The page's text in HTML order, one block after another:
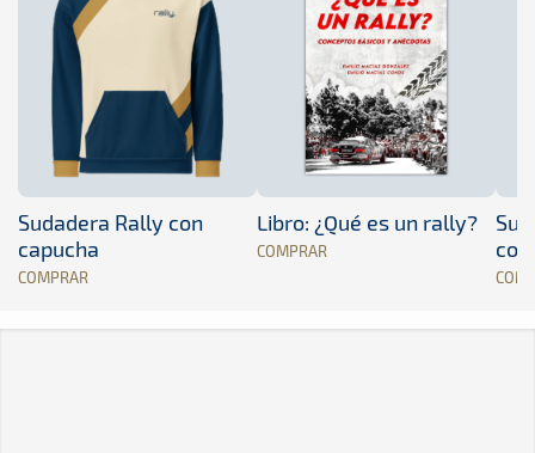
Sudadera Rally con
capucha
COMPRAR
Libro: ¿Qué es un rally?
COMPRAR